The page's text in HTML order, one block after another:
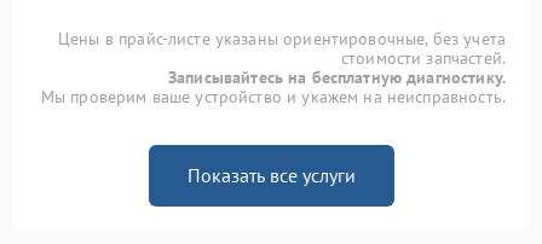
Цены в прайс-листе указаны ориентировочные, без учета
стоимости запчастей.
Записывайтесь на бесплатную диагностику.
Мы проверим ваше устройство и укажем на неисправность.
Показать все услуги